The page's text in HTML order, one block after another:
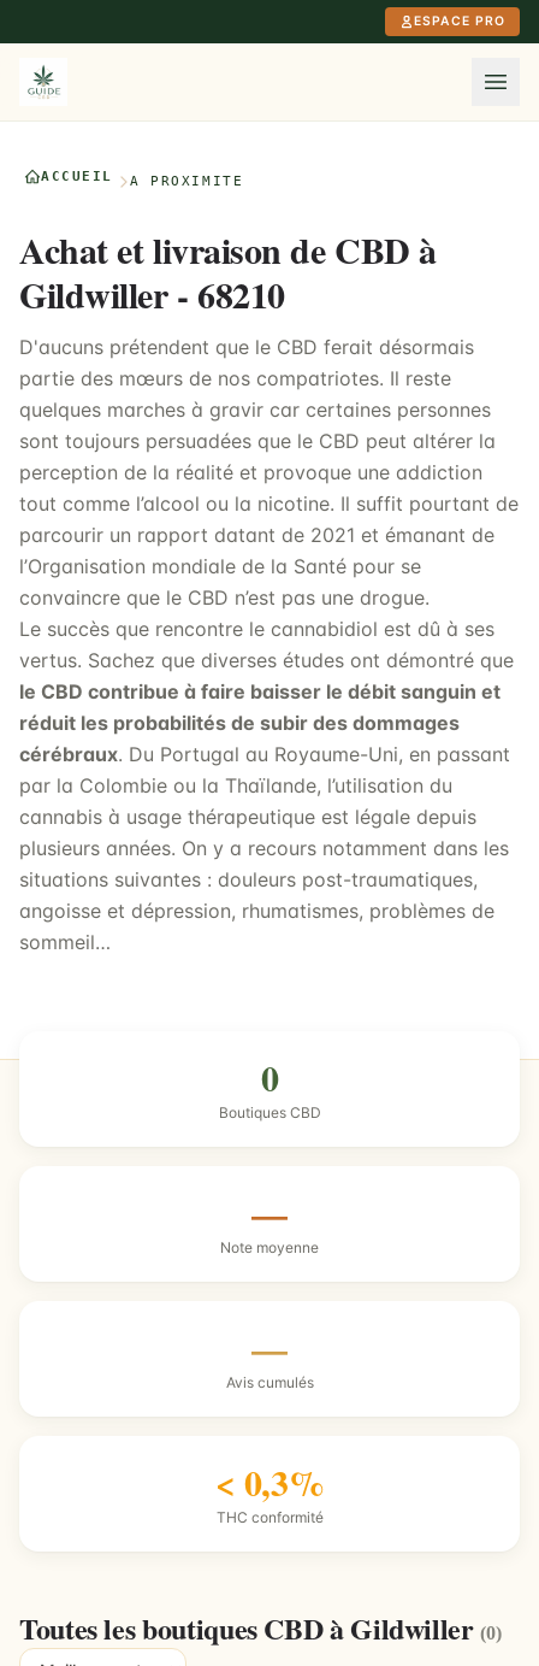
ESPACE PRO
ACCUEIL À PROXIMITÉ
Achat et livraison de CBD à
Gildwiller - 68210
D'aucuns prétendent que le CBD ferait désormais
partie des mœurs de nos compatriotes. Il reste
quelques marches à gravir car certaines personnes
sont toujours persuadées que le CBD peut altérer la
perception de la réalité et provoque une addiction
tout comme l’alcool ou la nicotine. Il suffit pourtant de
parcourir un rapport datant de 2021 et émanant de
l’Organisation mondiale de la Santé pour se
convaincre que le CBD n’est pas une drogue.
Le succès que rencontre le cannabidiol est dû à ses
vertus. Sachez que diverses études ont démontré que
le CBD contribue à faire baisser le débit sanguin et
réduit les probabilités de subir des dommages
cérébraux. Du Portugal au Royaume-Uni, en passant
par la Colombie ou la Thaïlande, l’utilisation du
cannabis à usage thérapeutique est légale depuis
plusieurs années. On y a recours notamment dans les
situations suivantes : douleurs post-traumatiques,
angoisse et dépression, rhumatismes, problèmes de
sommeil…
0
Boutiques CBD
—
Note moyenne
—
Avis cumulés
< 0,3%
THC conformité
Toutes les boutiques CBD à Gildwiller(0)